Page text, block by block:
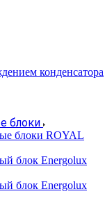
конденсатора
блоки
блоки ROYAL
блок Energolux
блок Energolux